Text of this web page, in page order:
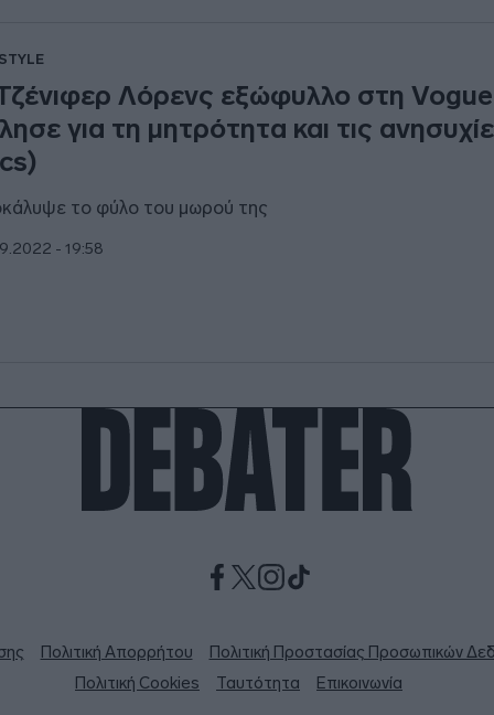
Λόρενς εξώφυλλο στη
για τη μητρότητα και τις
το φύλο του μωρού της
- 19:58
Πολιτική Απορρήτου
Πολιτική Προστασίας Προσωπικών
Πολιτική Cookies
Ταυτότητα Επικοινωνία